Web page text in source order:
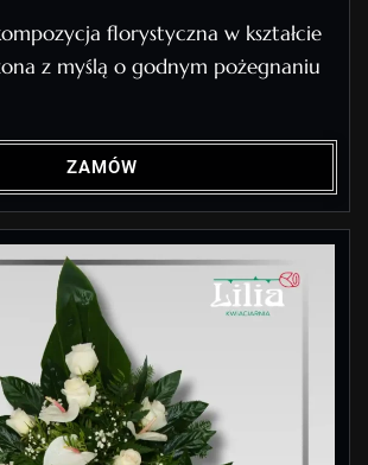
florystyczna w kształcie
z myślą o godnym pożegnaniu
ZAMÓW